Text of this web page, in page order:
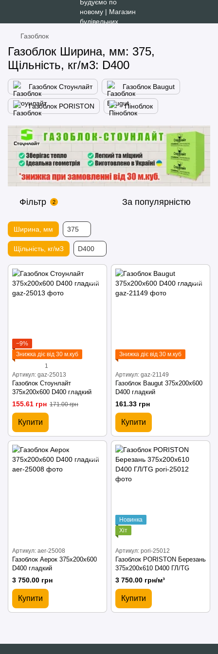
Газоблок
Газоблок Ширина, мм: 375,
Щільність, кг/м3: D400
Газоблок Стоунлайт Газоблок Baugut
Газоблок PORISTON Піноблок
Фільтр 2 За популярністю
Ширина, мм 375
Щільність, кг/м3 D400
−9%
Знижка діє від 30 м.куб
1
Артикул: gaz-25013
Газоблок Стоунлайт
375х200х600 D400 гладкий
155.61 грн 171.00 грн
Купити
Знижка діє від 30 м.куб
Артикул: gaz-21149
Газоблок Baugut 375х200х600
D400 гладкий
161.33 грн
Купити
Артикул: aer-25008
Газоблок Аерок 375х200х600
D400 гладкий
3 750.00 грн
Купити
Новинка
Хіт
Артикул: pori-25012
Газоблок PORISTON Березань
375х200х610 D400 ГЛ/TG
3 750.00 грн/м³
Купити